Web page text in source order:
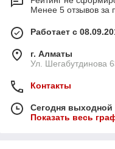
Менее 5 отзывов за
Работает с
г. Алматы
Ул. Шегабутдинова
Контакты
Сегодня выходной
Показать весь